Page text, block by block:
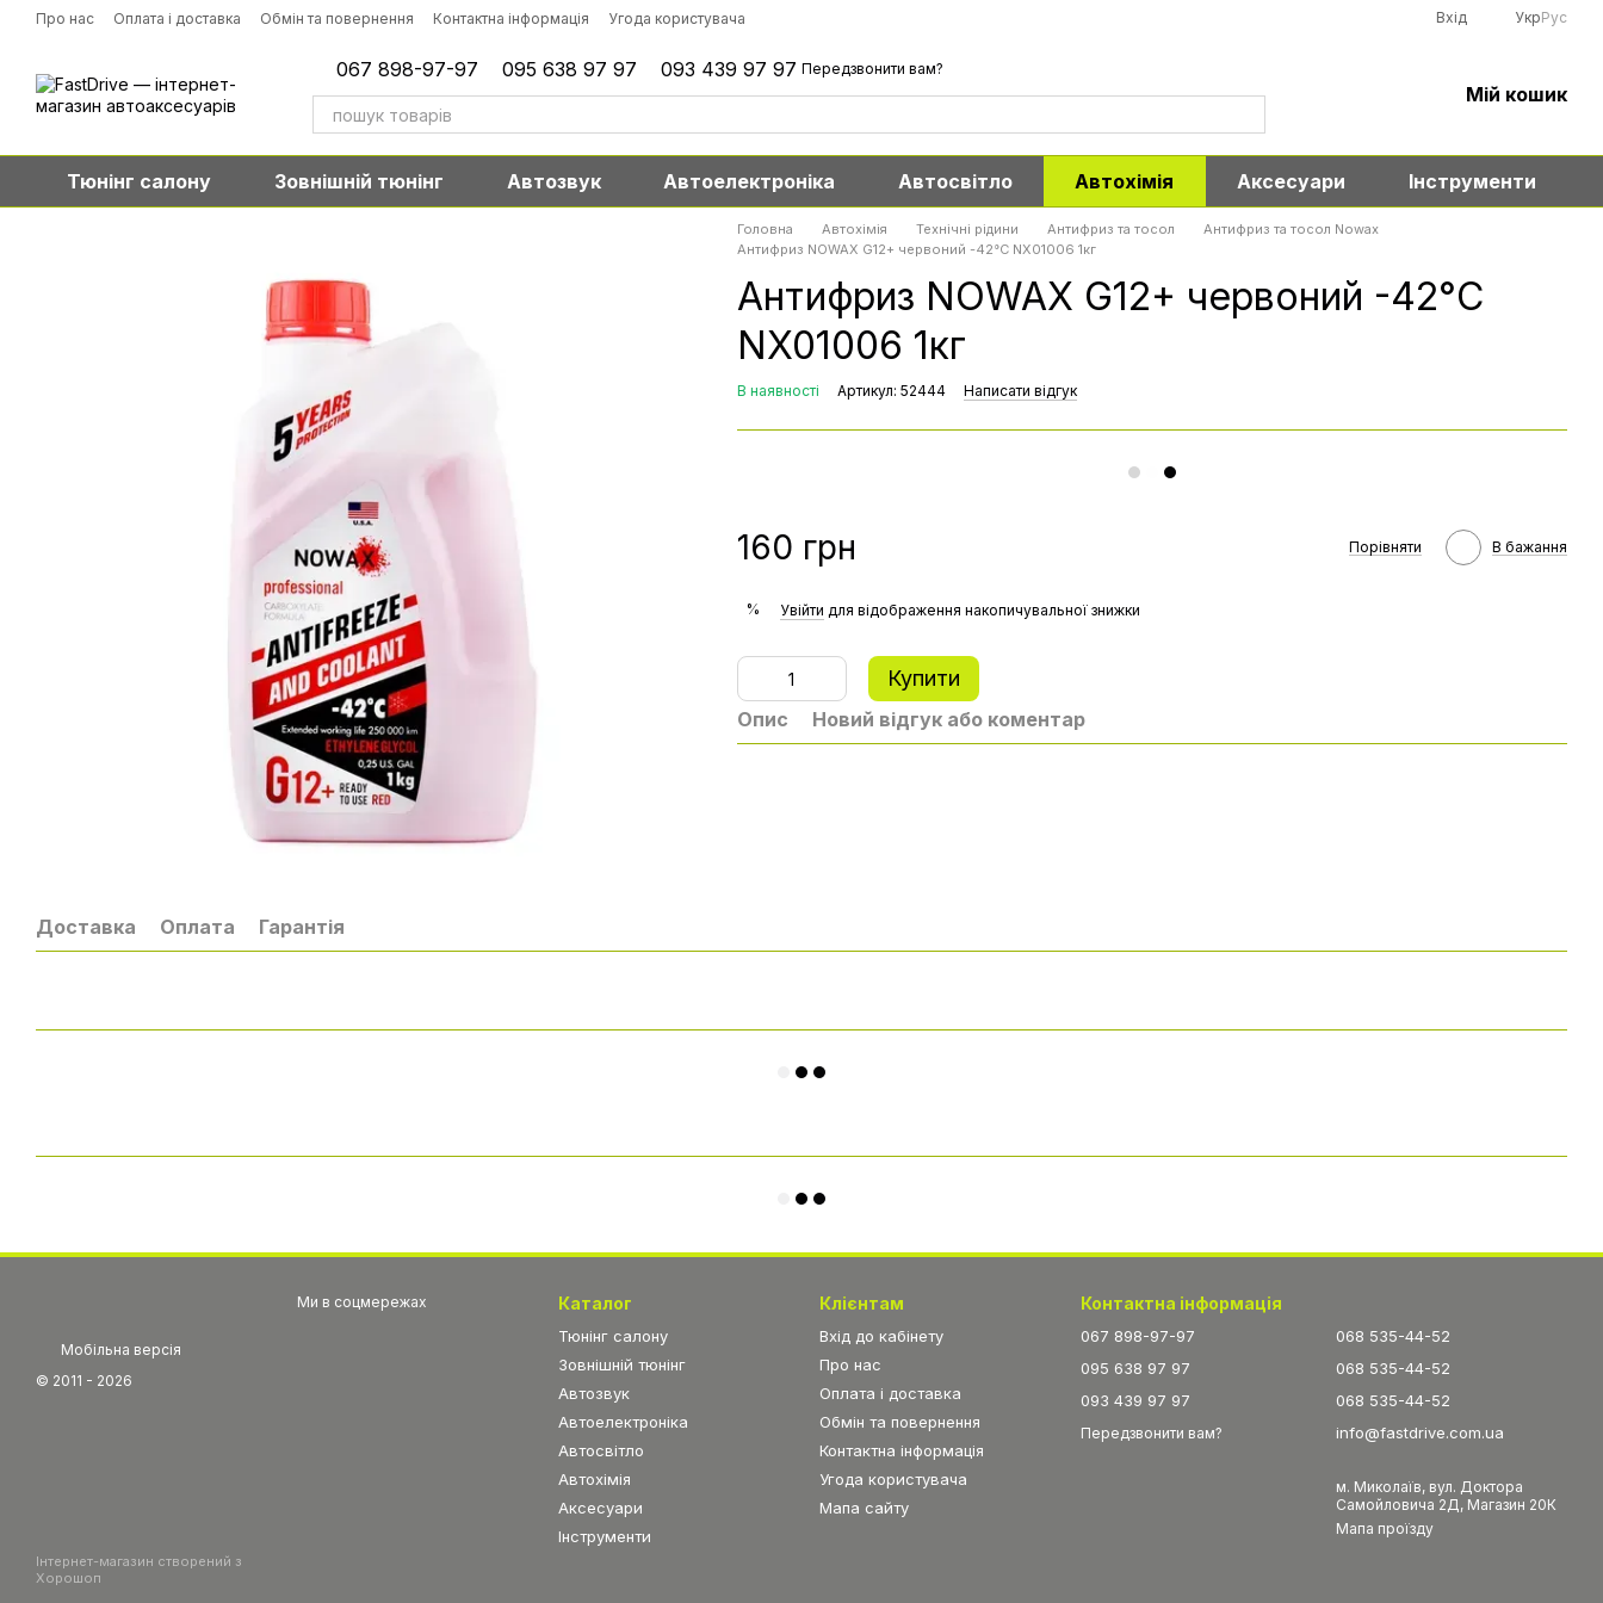
Перейти до основного контенту
Про нас Оплата і доставка Обмін та повернення Контактна інформація Угода користувача Вхід УкрРус
067 898-97-97 095 638 97 97 093 439 97 97 Передзвонити вам?
Мій кошик
Тюнінг салону Зовнішній тюнінг Автозвук Автоелектроніка Автосвітло Автохімія Аксесуари Інструменти
Головна Автохімія Технічні рідини Антифриз та тосол
Антифриз та тосол Nowax
Антифриз NOWAX G12+ червоний -42°C NX01006 1кг
Антифриз NOWAX G12+ червоний -42°C
NX01006 1кг
В наявності Артикул: 52444 Написати відгук
160 грн Порівняти В бажання
% Увійти для відображення накопичувальної знижки
Купити
Опис Новий відгук або коментар
Доставка Оплата Гарантія
Мобільна версія
© 2011 - 2026
Інтернет-магазин створений з
Хорошоп
Ми в соцмережах Каталог
Тюнінг салону
Зовнішній тюнінг
Автозвук
Автоелектроніка
Автосвітло
Автохімія
Аксесуари
Інструменти
Клієнтам
Вхід до кабінету
Про нас
Оплата і доставка
Обмін та повернення
Контактна інформація
Угода користувача
Мапа сайту
Контактна інформація
067 898-97-97
095 638 97 97
093 439 97 97
Передзвонити вам?
068 535-44-52
068 535-44-52
068 535-44-52
info@fastdrive.com.ua
м. Миколаїв, вул. Доктора
Самойловича 2Д, Магазин 20К
Мапа проїзду